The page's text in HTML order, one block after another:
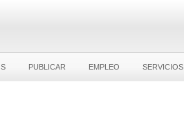
PUBLICAR EMPLEO SERVICIOS